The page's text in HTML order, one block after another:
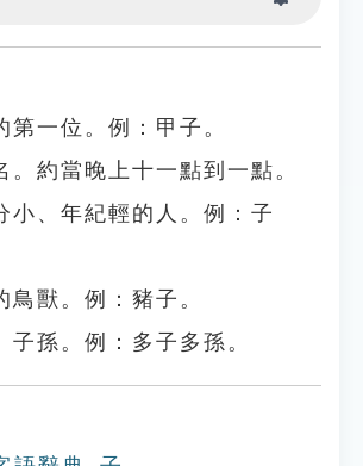
第一位。例：甲子。
。約當晚上十一點到一點。
小、年紀輕的人。例：子
鳥獸。例：豬子。
子孫。例：多子多孫。